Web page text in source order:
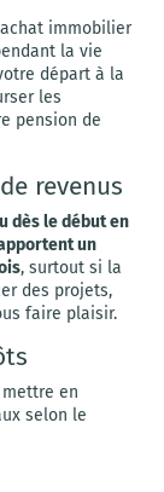
immobilier
la vie
départ à la
les
pension de
revenus
dès le début en
un
, surtout si la
des projets,
faire plaisir.
en
selon le